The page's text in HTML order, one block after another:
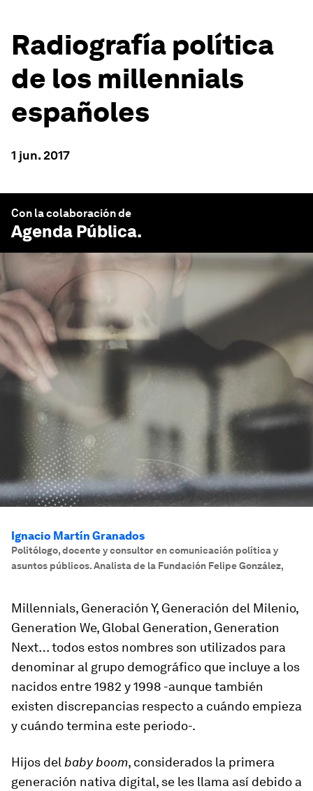
Radiografía política
de los millennials
españoles
1 jun. 2017
Con la colaboración de
Agenda Pública.
Ignacio Martín Granados
Politólogo, docente y consultor en comunicación política y
asuntos públicos. Analista de la Fundación Felipe González,
Millennials, Generación Y, Generación del Milenio,
Generation We, Global Generation, Generation
Next… todos estos nombres son utilizados para
denominar al grupo demográfico que incluye a los
nacidos entre 1982 y 1998 -aunque también
existen discrepancias respecto a cuándo empieza
y cuándo termina este periodo-.
Hijos del baby boom, considerados la primera
generación nativa digital, se les llama así debido a